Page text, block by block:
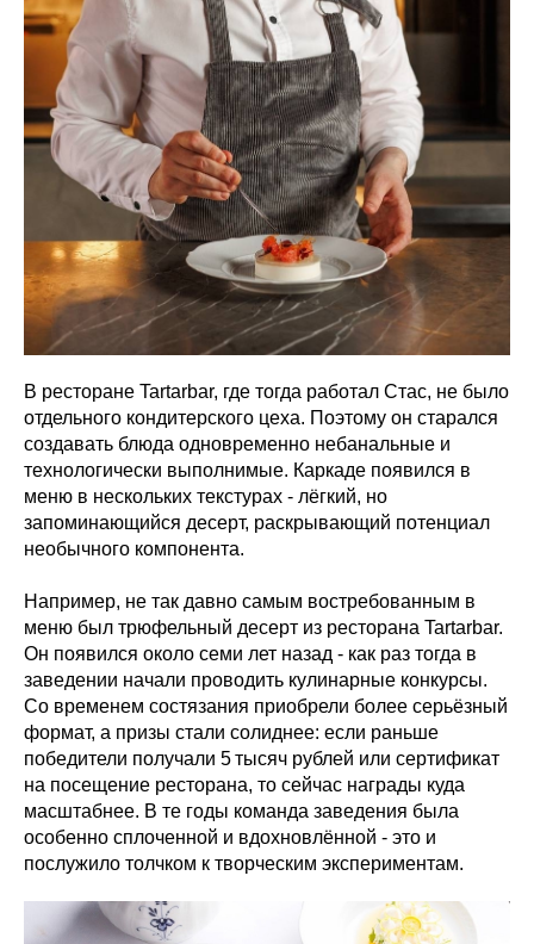
В ресторане Tartarbar, где тогда работал Стас, не было
отдельного кондитерского цеха. Поэтому он старался
создавать блюда одновременно небанальные и
технологически выполнимые. Каркаде появился в
меню в нескольких текстурах - лёгкий, но
запоминающийся десерт, раскрывающий потенциал
необычного компонента.
Например, не так давно самым востребованным в
меню был трюфельный десерт из ресторана Tartarbar.
Он появился около семи лет назад - как раз тогда в
заведении начали проводить кулинарные конкурсы.
Со временем состязания приобрели более серьёзный
формат, а призы стали солиднее: если раньше
победители получали 5 тысяч рублей или сертификат
на посещение ресторана, то сейчас награды куда
масштабнее. В те годы команда заведения была
особенно сплоченной и вдохновлённой - это и
послужило толчком к творческим экспериментам.